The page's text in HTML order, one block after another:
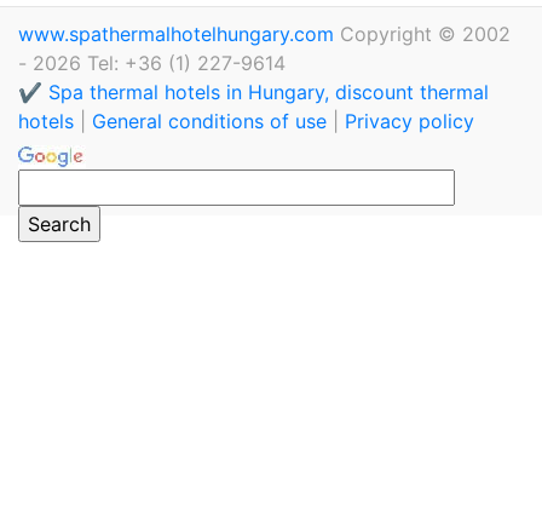
www.spathermalhotelhungary.com Copyright © 2002
- 2026 Tel: +36 (1) 227-9614
✔️ Spa thermal hotels in Hungary, discount thermal
hotels
General conditions of use Privacy policy